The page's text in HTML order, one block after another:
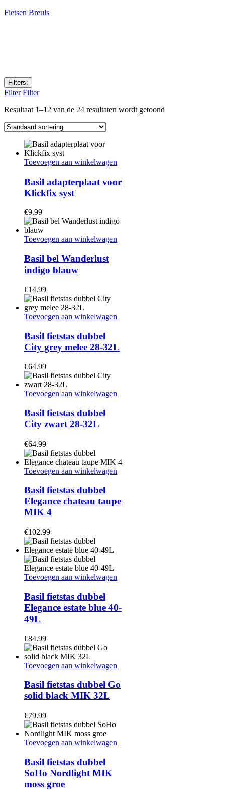
Fietsen Breuls
Filters:
Filter Filter
Resultaat 1–12 van de 24 resultaten wordt getoond
Toevoegen aan winkelwagen
Basil adapterplaat voor
Klickfix syst
€9.99
Toevoegen aan winkelwagen
Basil bel Wanderlust
indigo blauw
€14.99
Toevoegen aan winkelwagen
Basil fietstas dubbel
City grey melee 28-32L
€64.99
Toevoegen aan winkelwagen
Basil fietstas dubbel
City zwart 28-32L
€64.99
Toevoegen aan winkelwagen
Basil fietstas dubbel
Elegance chateau taupe
MIK 4
€102.99
Toevoegen aan winkelwagen
Basil fietstas dubbel
Elegance estate blue 40-
49L
€84.99
Toevoegen aan winkelwagen
Basil fietstas dubbel Go
solid black MIK 32L
€79.99
Toevoegen aan winkelwagen
Basil fietstas dubbel
SoHo Nordlight MIK
moss groe